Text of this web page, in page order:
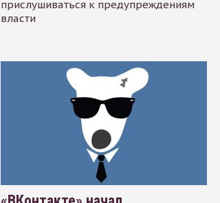
прислушиваться к предупреждениям
власти